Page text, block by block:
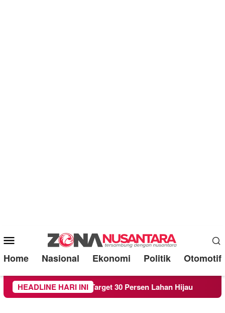
Mobile
Menu
Home Nasional Ekonomi Politik Otomotif
HEADLINE HARI INI
RTH demi Target 30 Persen Lahan Hijau Beredar